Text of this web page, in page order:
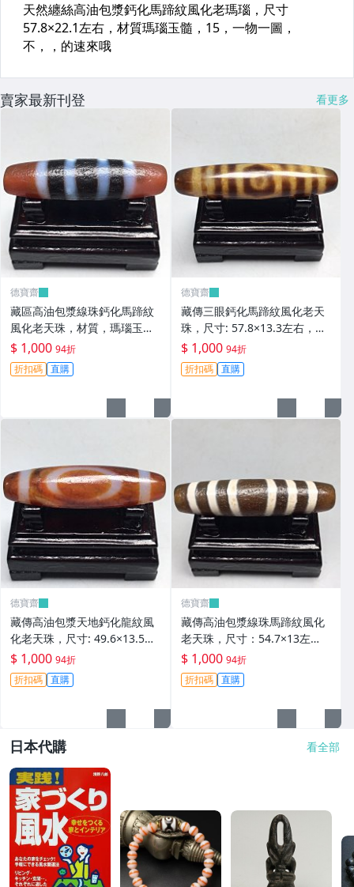
賣家最新刊登 看更多
德寶齋
藏區高油包漿線珠鈣化馬蹄紋
風化老天珠，材質，瑪瑙玉
髓，尺寸：49.4×13左 天珠 瑪
瑙 硃砂【德寶齋】408
$ 1,000 94折
折扣碼 直購
德寶齋
藏傳三眼鈣化馬蹄紋風化老天
珠，尺寸: 57.8×13.3左右，材
質：瑪瑙，玉髓， 天珠 瑪瑙
硃砂【德寶齋】407
$ 1,000 94折
折扣碼 直購
德寶齋
藏傳高油包漿天地鈣化龍紋風
化老天珠，尺寸: 49.6×13.5左
右，材質：瑪瑙， 天珠 瑪瑙
硃砂【德寶齋】406
$ 1,000 94折
折扣碼 直購
德寶齋
藏傳高油包漿線珠馬蹄紋風化
老天珠，尺寸：54.7×13左
右，材質：瑪瑙，玉髓 天珠 瑪
瑙 硃砂【德寶齋】405
$ 1,000 94折
折扣碼 直購
日本代購 看全部